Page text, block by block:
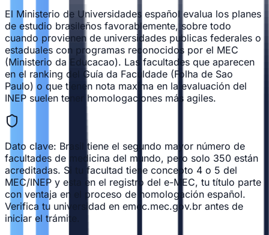
El Ministerio de Universidades español evalua los planes
de estudio brasileños favorablemente, sobre todo
cuando provienen de universidades publicas federales o
estaduales con programas reconocidos por el MEC
(Ministerio da Educacao). Las facultades que aparecen
en el ranking del Guía da Faculdade (Folha de Sao
Paulo) o que tienen nota maxima en la evaluación del
INEP suelen tener homologaciones más agiles.
Dato clave: Brasil tiene el segundo mayor número de
facultades de medicina del mundo, pero solo 350 están
acreditadas. Si tu facultad tiene concepto 4 o 5 del
MEC/INEP y esta en el registro del e-MEC, tu título parte
con ventaja en el proceso de homologación español.
Verifica tu universidad en emec.mec.gov.br antes de
iniciar el trámite.